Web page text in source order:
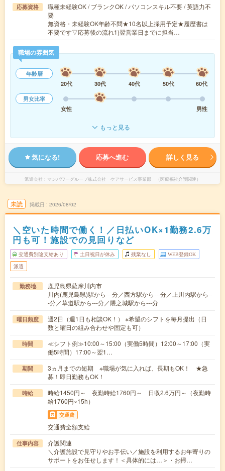
応募資格
職種未経験OK / ブランクOK / パソコンスキル不要 / 英語力不
要
無資格・未経験OK年齢不問★10名以上採用予定★履歴書は
不要です▽応募後の流れ1)翌営業日までに担当…
職場の雰囲気
年齢層
20代
30代 40代 50代
60代
男女比率
女性
男性
もっと見る
気になる! 応募へ進む 詳しく見る
派遣会社 マンパワーグループ株式会社 ケアサービス事業部 （医療福祉介護関連）
未読 掲載日 2026/08/02
＼空いた時間で働く！／日払いOK×1勤務2.6万
円も可！施設での見回りなど
交通費別途支給あり 土日祝日が休み 残業なし WEB登録OK
派遣
勤務地
鹿児島県薩摩川内市
川内(鹿児島県)駅から---分／西方駅から---分／上川内駅から--
-分／草道駅から---分／隈之城駅から---分
曜日頻度
週2日（週1日も相談OK！） ※希望のシフトを毎月提出（日
数と曜日の組み合わせや固定も可）
時間
≪シフト例≫10:00～15:00（実働5時間）12:00～17:00（実
働5時間）17:00～翌1…
期間
3ヵ月までの短期 ※職場が気に入れば、長期もOK！ ★急
募！即日勤務もOK！
時給
時給1450円～ 夜勤時給1760円～ 日収2.6万円～（夜勤時
給1760円×15h）
交通費
交通費全額支給
仕事内容
介護関連
＼介護施設で見守りやお手伝い／施設を利用するお年寄りの
サポートをお任せします！＜具体的には…＞・お掃…